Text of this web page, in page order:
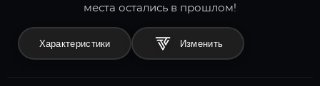
места остались в прошлом!
Характеристики